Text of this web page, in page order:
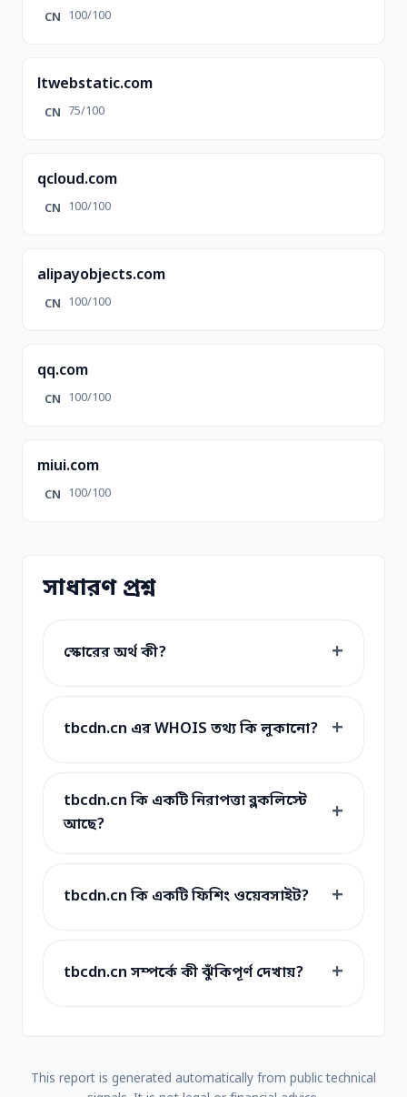
CN 100/100
ltwebstatic.com
CN 75/100
qcloud.com
CN 100/100
alipayobjects.com
CN 100/100
qq.com
CN 100/100
miui.com
CN 100/100
সাধারণ প্রশ্ন
স্কোরের অর্থ কী?
tbcdn.cn এর WHOIS তথ্য কি লুকানো?
tbcdn.cn কি একটি নিরাপত্তা ব্লকলিস্টে
আছে?
tbcdn.cn কি একটি ফিশিং ওয়েবসাইট?
tbcdn.cn সম্পর্কে কী ঝুঁকিপূর্ণ দেখায়?
This report is generated automatically from public technical